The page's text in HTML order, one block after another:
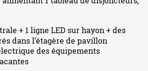
+ 1 ligne LED sur hayon + des
dans l’étagère de pavillon
des équipements